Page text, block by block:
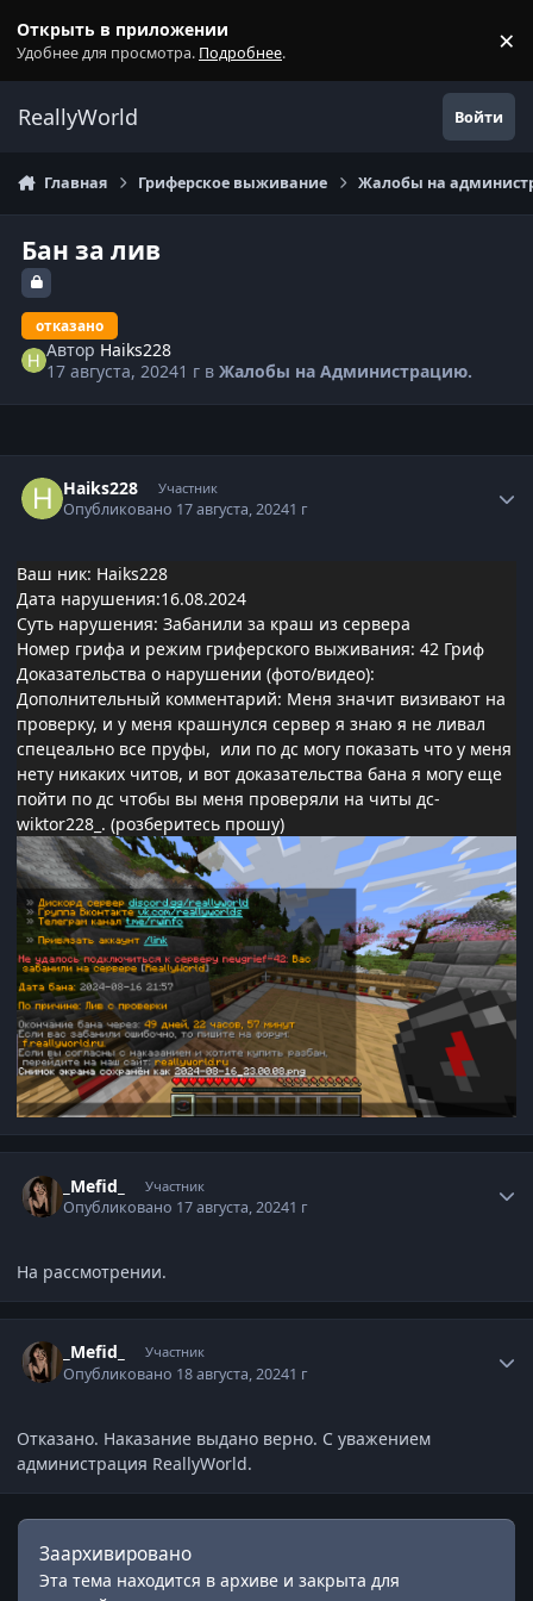
Открыть в приложении
Удобнее для просмотра. Подробнее. ×
ReallyWorld Войти
Главная Гриферское выживание Жалобы на
Бан за лив
отказано
Автор Haiks228
17 августа, 20241 г вЖалобы на Администрацию.
Haiks228 Участник
Опубликовано 17 августа, 20241 г
Ваш ник: Haiks228
Дата нарушения:16.08.2024
Суть нарушения: Забанили за краш из сервера
Номер грифа и режим гриферского выживания: 42 Гриф
Доказательства о нарушении (фото/видео):
Дополнительный комментарий: Меня значит визивают на
проверку, и у меня крашнулся сервер я знаю я не ливал
спецеально все пруфы, или по дс могу показать что у меня
нету никаких читов, и вот доказательства бана я могу еще
пойти по дс чтобы вы меня проверяли на читы дс-
wiktor228_. (розберитесь прошу)
_Mefid_ Участник
Опубликовано 17 августа, 20241 г
На рассмотрении.
_Mefid_ Участник
Опубликовано 18 августа, 20241 г
Отказано. Наказание выдано верно. С уважением
администрация ReallyWorld.
Заархивировано
Эта тема находится в архиве и закрыта для